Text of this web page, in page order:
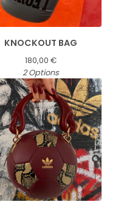
KNOCKOUT BAG
180,00 €
2 Options